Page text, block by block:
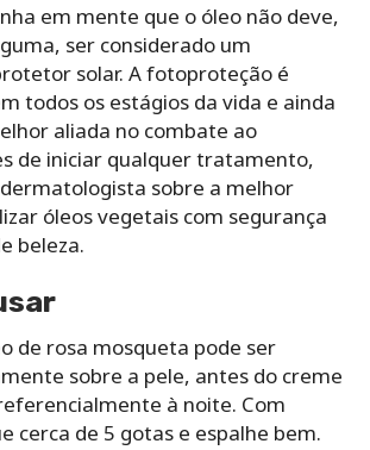
em mente que o óleo não deve,
ser considerado um
solar. A fotoproteção é
todos os estágios da vida e ainda
aliada no combate ao
de iniciar qualquer tratamento,
sobre a melhor
óleos vegetais com segurança
beleza.
de rosa mosqueta pode ser
sobre a pele, antes do creme
à noite. Com
cerca de 5 gotas e espalhe bem.